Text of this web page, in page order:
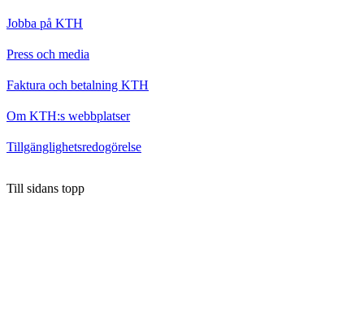
Jobba på KTH
Press och media
Faktura och betalning KTH
Om KTH:s webbplatser
Tillgänglighetsredogörelse
Till sidans topp